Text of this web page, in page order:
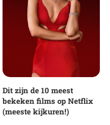
Dit zijn de 10 meest
bekeken films op Netflix
(meeste kijkuren!)